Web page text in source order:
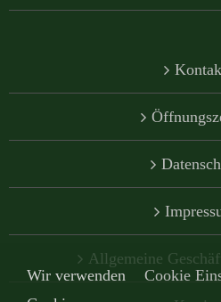
Allgemeine
Wir verwenden
Cookie